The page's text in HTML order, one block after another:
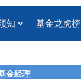
知 基金龙虎榜
金经理